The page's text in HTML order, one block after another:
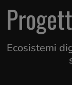
Ecosistemi